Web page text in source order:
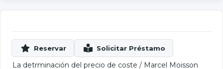
La detrminación del precio de coste / Marcel Moisson